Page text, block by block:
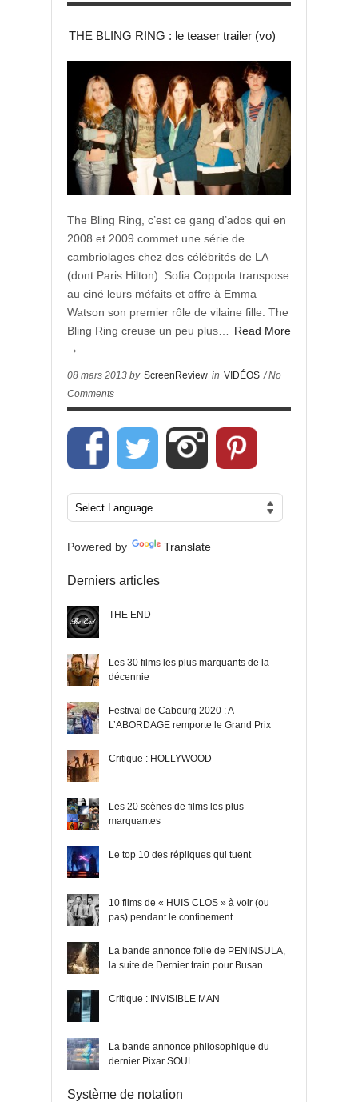
THE BLING RING : le teaser trailer (vo)
The Bling Ring, c’est ce gang d’ados qui en
2008 et 2009 commet une série de
cambriolages chez des célébrités de LA
(dont Paris Hilton). Sofia Coppola transpose
au ciné leurs méfaits et offre à Emma
Watson son premier rôle de vilaine fille. The
Bling Ring creuse un peu plus…
Read More
→
08 mars 2013 by ScreenReview in VIDÉOS / No
Comments
Powered by Translate
Derniers articles
THE END
Les 30 films les plus marquants de la
décennie
Festival de Cabourg 2020 : A
L’ABORDAGE remporte le Grand Prix
Critique : HOLLYWOOD
Les 20 scènes de films les plus
marquantes
Le top 10 des répliques qui tuent
10 films de « HUIS CLOS » à voir (ou
pas) pendant le confinement
La bande annonce folle de PENINSULA,
la suite de Dernier train pour Busan
Critique : INVISIBLE MAN
La bande annonce philosophique du
dernier Pixar SOUL
Système de notation